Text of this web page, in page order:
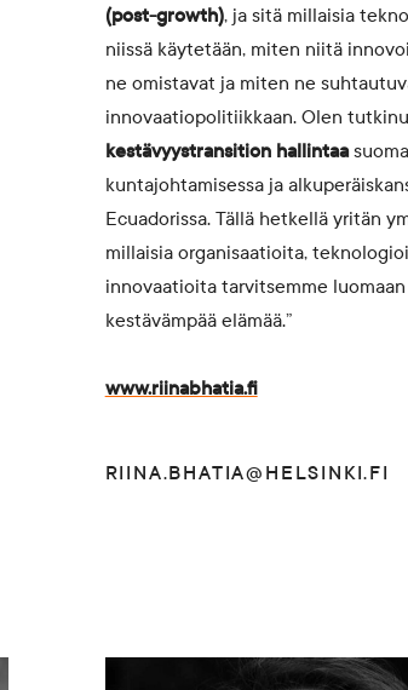
(post-growth), ja sitä millaisia
niissä käytetään, miten niitä
ne omistavat ja miten ne
innovaatiopolitiikkaan. Olen
kestävyystransition hallintaa
kuntajohtamisessa ja
Ecuadorissa. Tällä hetkellä yritän
millaisia organisaatioita,
innovaatioita tarvitsemme luomaan
kestävämpää elämää.”
www.riinabhatia.fi
RIINA.BHATIA@HELSINKI.FI